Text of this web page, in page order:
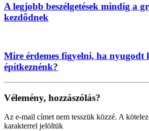
A legjobb beszélgetések mindig a
kezdődnek
Mire érdemes figyelni, ha nyugodt
építkeznénk?
Vélemény, hozzászólás?
Az e-mail címet nem tesszük közzé. A
karakterrel jelöltük